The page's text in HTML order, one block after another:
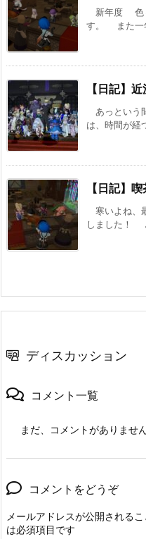
新年度 色々
す。 また一
【日記】
あっという
は、時間が
【日記】喫
寒いよね、
しました！
ディスカッション
コメント一覧
まだ、コメントがありませ
コメントをどうぞ
メールアドレスが公開されるこ
は必須項目です